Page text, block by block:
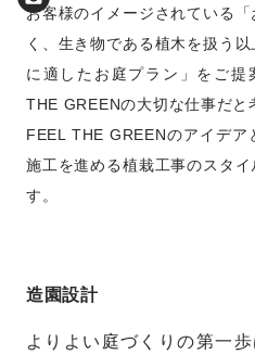
お客様のイメージされている
く、生き物である植木を扱う
に適したお庭プラン」をご提
THE GREENの大切な仕事だと
FEEL THE GREENのアイデ
施工を進める植栽工事のスタ
す。
造園設計
よりよい庭づくりの第一